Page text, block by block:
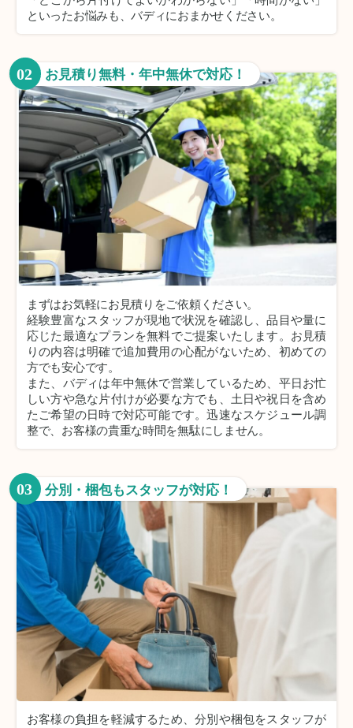
といったお悩みも、バディにおまかせください。
02 お見積り無料・年中無休で対応！
まずはお気軽にお見積りをご依頼ください。
経験豊富なスタッフが現地で状況を確認し、品目や量に
応じた最適なプランを無料でご提案いたします。お見積
りの内容は明確で追加費用の心配がないため、初めての
方でも安心です。
また、バディは年中無休で営業しているため、平日お忙
しい方や急な片付けが必要な方でも、土日や祝日を含め
たご希望の日時で対応可能です。迅速なスケジュール調
整で、お客様の貴重な時間を無駄にしません。
03 分別・梱包もスタッフが対応！
お客様の負担を軽減するため、分別や梱包をスタッフが